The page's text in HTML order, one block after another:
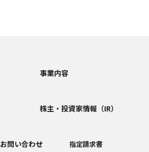
事業内容
株主・投資家情報（IR）
お問い合わせ 指定請求書